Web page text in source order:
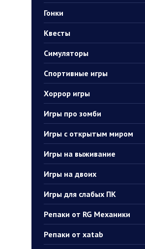
Гонки
Квесты
Симуляторы
Спортивные игры
Хоррор игры
Игры про зомби
Игры с открытым миром
Игры на выживание
Игры на двоих
Игры для слабых ПК
Репаки от RG Механики
Репаки от xatab